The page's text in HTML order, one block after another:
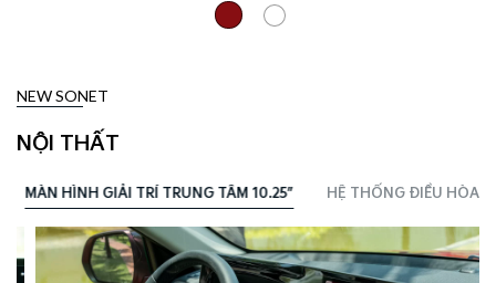
NEW SONET
NỘI THẤT
MÀN HÌNH GIẢI TRÍ TRUNG TÂM 10.25”​ HỆ THỐNG ĐIỀU HÒA